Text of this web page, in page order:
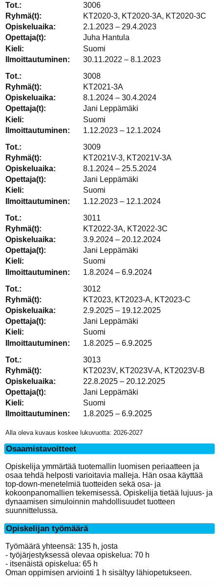
3006
KT2020-3, KT2020-3A, KT2020-3C
2.1.2023 – 29.4.2023
Juha Hantula
Suomi
30.11.2022 – 8.1.2023
3008
KT2021-3A
8.1.2024 – 30.4.2024
Jani Leppämäki
Suomi
1.12.2023 – 12.1.2024
3009
KT2021V-3, KT2021V-3A
8.1.2024 – 25.5.2024
Jani Leppämäki
Suomi
1.12.2023 – 12.1.2024
3011
KT2022-3A, KT2022-3C
3.9.2024 – 20.12.2024
Jani Leppämäki
Suomi
1.8.2024 – 6.9.2024
3012
KT2023, KT2023-A, KT2023-C
2.9.2025 – 19.12.2025
Jani Leppämäki
Suomi
1.8.2025 – 6.9.2025
3013
KT2023V, KT2023V-A, KT2023V-B
22.8.2025 – 20.12.2025
Jani Leppämäki
Suomi
1.8.2025 – 6.9.2025
Alla oleva kuvaus koskee lukuvuotta: 2026-2027
Osaamistavoitteet
Opiskelija ymmärtää tuotemallin luomisen periaatteen ja
osaa tehdä helposti varioitavia malleja. Hän osaa käyttää
top-down-menetelmiä tuotteiden sekä osa- ja
kokoonpanomallien tekemisessä. Opiskelija tietää lujuus- ja
dynaamisen simuloinnin mahdollisuudet tuotteen
suunnittelussa.
Opiskelijan työmäärä
Työmäärä yhteensä: 135 h, josta
- työjärjestyksessä olevaa opiskelua: 70 h
- itsenäistä opiskelua: 65 h
Oman oppimisen arviointi 1 h sisältyy lähiopetukseen.